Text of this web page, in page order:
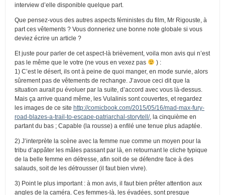
interview d’elle disponible quelque part.
Que pensez-vous des autres aspects féministes du film, Mr Rigouste, à
part ces vêtements ? Vous donneriez une bonne note globale si vous
deviez écrire un article ?
Et juste pour parler de cet aspect-là brièvement, voila mon avis qui n’est
pas le même que le votre (ne vous en vexez pas
) :
1) C’est le désert, ils ont à peine de quoi manger, en mode survie, alors
sûrement pas de vêtements de rechange. J’avoue ceci dit que la
situation aurait pu évoluer par la suite, d’accord avec vous là-dessus.
Mais ça arrive quand même, les Vulalinis sont couvertes, et regardez
les images de ce site http://comicbook.com/2015/05/16/mad-max-fury-
road-blazes-a-trail-to-escape-patriarchal-storytell/, la cinquième en
partant du bas ; Capable (la rousse) a enfilé une tenue plus adaptée.
2) J’interprète la scène avec la femme nue comme un moyen pour la
tribu d’appâter les mâles passant par là, en retournant le cliche typique
de la belle femme en détresse, afin soit de se défendre face à des
salauds, soit de les détrousser (il faut bien vivre).
3) Point le plus important : à mon avis, il faut bien prêter attention aux
angles de la caméra. Ces femmes-là, les évadées, sont presque